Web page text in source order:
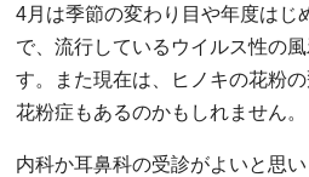
4月は季節の変わり目や年度はじ
で、流行しているウイルス性の
す。また現在は、ヒノキの花粉
花粉症もあるのかもしれません。
内科か耳鼻科の受診がよいと思